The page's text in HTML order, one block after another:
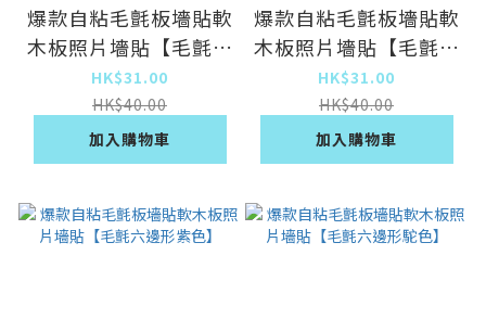
爆款自粘毛氈板墻貼軟
木板照片墻貼【毛氈六
邊形淡紫】
HK$31.00
HK$40.00
加入購物車
爆款自粘毛氈板墻貼軟
木板照片墻貼【毛氈六
邊形綠色】
HK$31.00
HK$40.00
加入購物車